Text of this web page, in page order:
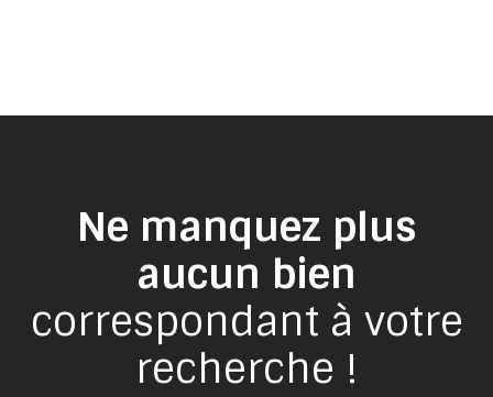
Ne manquez plus
aucun bien
correspondant à votre
recherche !